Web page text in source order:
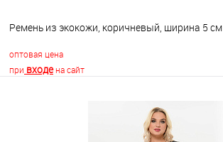
Ремень из экокожи, коричневый, ширина 5 см
оптовая цена
при входена сайт
В корзину